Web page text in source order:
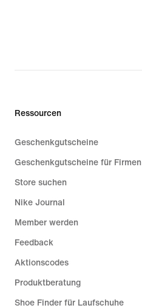
Ressourcen
Geschenkgutscheine
Geschenkgutscheine für Firmen
Store suchen
Nike Journal
Member werden
Feedback
Aktionscodes
Produktberatung
Shoe Finder für Laufschuhe